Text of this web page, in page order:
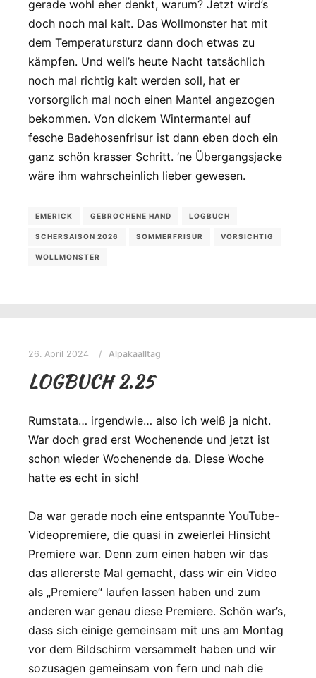
gerade wohl eher denkt, warum? Jetzt wird’s
doch noch mal kalt. Das Wollmonster hat mit
dem Temperatursturz dann doch etwas zu
kämpfen. Und weil’s heute Nacht tatsächlich
noch mal richtig kalt werden soll, hat er
vorsorglich mal noch einen Mantel angezogen
bekommen. Von dickem Wintermantel auf
fesche Badehosenfrisur ist dann eben doch ein
ganz schön krasser Schritt. ’ne Übergangsjacke
wäre ihm wahrscheinlich lieber gewesen.
EMERICK GEBROCHENE HAND LOGBUCH
SCHERSAISON 2026 SOMMERFRISUR VORSICHTIG
WOLLMONSTER
26. April 2024 Alpakaalltag
LOGBUCH 2.25
Rumstata… irgendwie… also ich weiß ja nicht.
War doch grad erst Wochenende und jetzt ist
schon wieder Wochenende da. Diese Woche
hatte es echt in sich!
Da war gerade noch eine entspannte YouTube-
Videopremiere, die quasi in zweierlei Hinsicht
Premiere war. Denn zum einen haben wir das
das allererste Mal gemacht, dass wir ein Video
als „Premiere“ laufen lassen haben und zum
anderen war genau diese Premiere. Schön war’s,
dass sich einige gemeinsam mit uns am Montag
vor dem Bildschirm versammelt haben und wir
sozusagen gemeinsam von fern und nah die